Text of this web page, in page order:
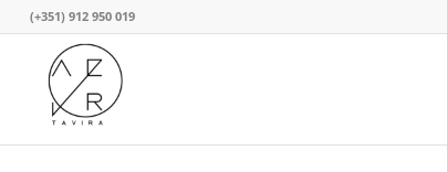
(+351) 912 950 019